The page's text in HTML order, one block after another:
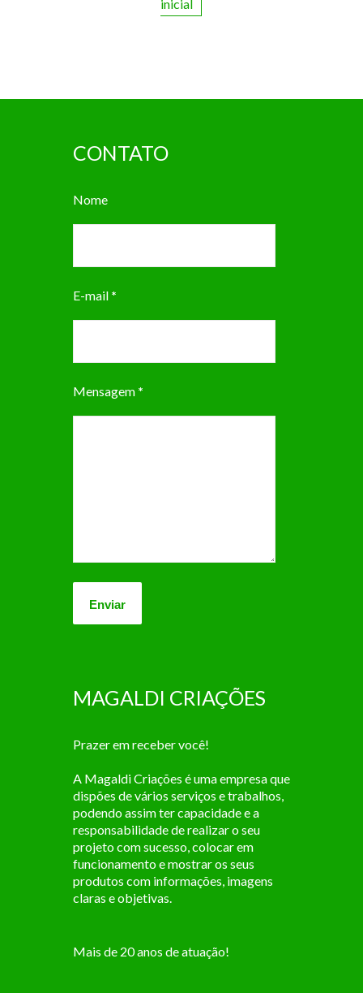
inicial
CONTATO
Nome
E-mail *
Mensagem *
MAGALDI CRIAÇÕES
Prazer em receber você!
A Magaldi Criações é uma empresa que
dispões de vários serviços e trabalhos,
podendo assim ter capacidade e a
responsabilidade de realizar o seu
projeto com sucesso, colocar em
funcionamento e mostrar os seus
produtos com informações, imagens
claras e objetivas.
Mais de 20 anos de atuação!